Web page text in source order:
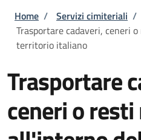
Briciole di pane
Home / Servizi cimiteriali /
Trasportare cadaveri, ceneri
territorio italiano
Trasportare
ceneri o